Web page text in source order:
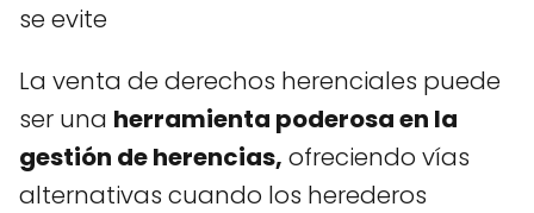
se evite
La venta de derechos herenciales puede
ser una herramienta poderosa en la
gestión de herencias, ofreciendo vías
alternativas cuando los herederos